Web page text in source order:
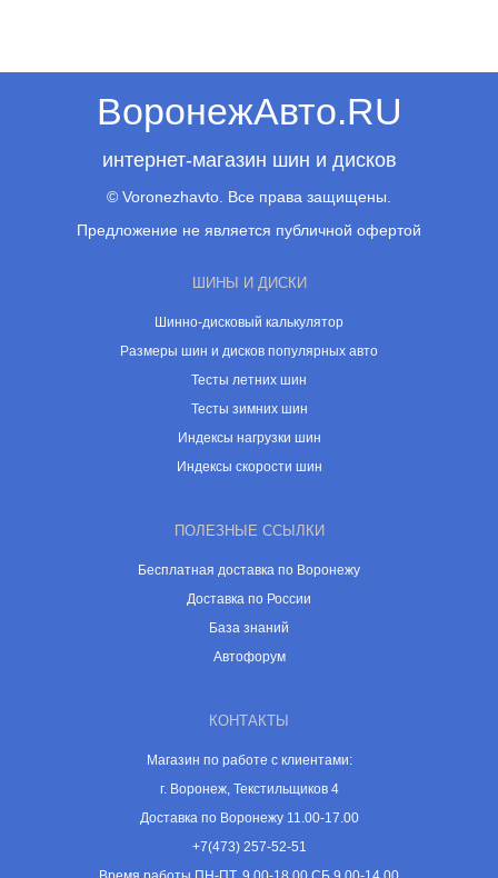
ВоронежАвто.RU
интернет-магазин шин и дисков
© Voronezhavto. Все права защищены.
Предложение не является публичной офертой
ШИНЫ И ДИСКИ
Шинно-дисковый калькулятор
Размеры шин и дисков популярных авто
Тесты летних шин
Тесты зимних шин
Индексы нагрузки шин
Индексы скорости шин
ПОЛЕЗНЫЕ ССЫЛКИ
Бесплатная доставка по Воронежу
Доставка по России
База знаний
Автофорум
КОНТАКТЫ
Магазин по работе с клиентами:
г. Воронеж, Текстильщиков 4
Доставка по Воронежу 11.00-17.00
+7(473) 257-52-51